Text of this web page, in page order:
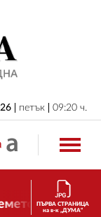
петък 09:20 ч.
се променя и
ПЪРВА СТРАНИЦА
на в-к „ДУМА“